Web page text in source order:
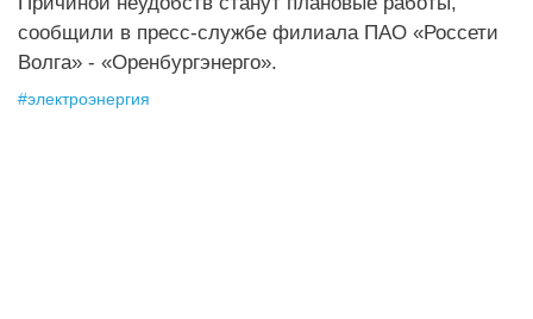
сообщили в пресс-службе филиала ПАО «Россети
Волга» - «Оренбургэнерго».
#электроэнергия